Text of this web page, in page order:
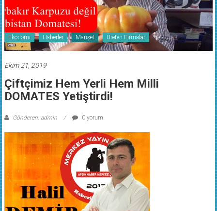
Ekonomi Haberler Manşet Üreten Firmalar
Ekim 21, 2019
Çiftçimiz Hem Yerli Hem Milli
DOMATES Yetiştirdi!
Gönderen: admin 0 yorum